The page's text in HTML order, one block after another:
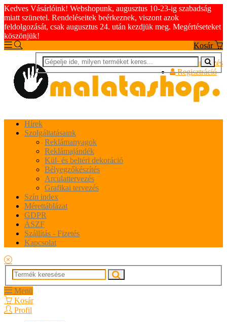
Kedves Vásárlóink! Webshopunk, augusztus 10-23-ig szabadság
miatt szünetel. Rendeléseitek beérkeznek, viszont azok
feldolgozását, csak augusztus 24. után kezdjük meg. Megértéseteket
köszönjük!
Kosár
Bejelentkezés
Regisztráció
Hírek
Szolgáltatásaink
Reklámanyagok
Reklámajándék
Kül- és beltéri dekoráció
Bélyegzőkészítés
Arculattervezés
Grafikai tervezés
Szín index
Mérettáblázat
GDPR
ÁSZF
Szállítás - Fizetés
Kapcsolat
Menü
Kosár
Profil